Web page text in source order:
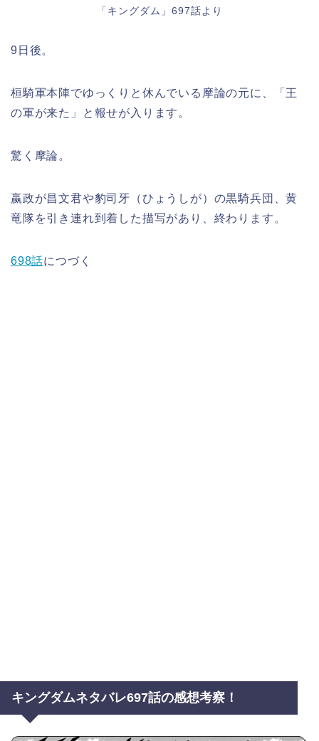
「キングダム」697話より
9日後。
桓騎軍本陣でゆっくりと休んでいる摩論の元に、「王
の軍が来た」と報せが入ります。
驚く摩論。
嬴政が昌文君や豹司牙（ひょうしが）の黒騎兵団、黄
竜隊を引き連れ到着した描写があり、終わります。
698話につづく
キングダムネタバレ697話の感想考察！